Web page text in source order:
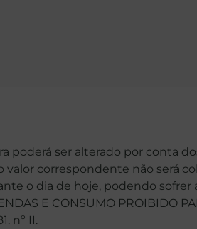
poderá ser alterado por conta
valor correspondente não será
o dia de hoje, podendo
E CONSUMO PROIBIDO
nº II.